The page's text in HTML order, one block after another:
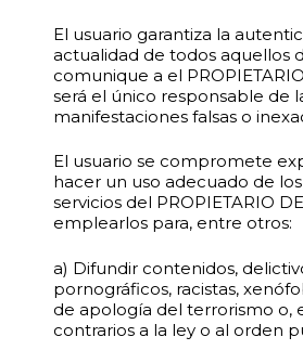
El usuario garantiza la
actualidad de todos aquellos
comunique a el
será el único responsable de
manifestaciones falsas o
El usuario se compromete
hacer un uso adecuado de
servicios del PROPIETARIO
emplearlos para, entre otros:
a) Difundir contenidos,
pornográficos, racistas,
de apología del terrorismo o,
contrarios a la ley o al orden